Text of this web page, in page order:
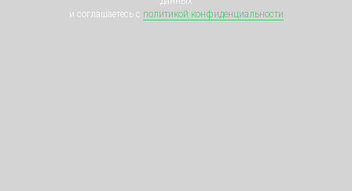
и соглашаетесь c политикой конфиденциальности